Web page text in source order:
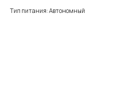
Тип питания: Автономный